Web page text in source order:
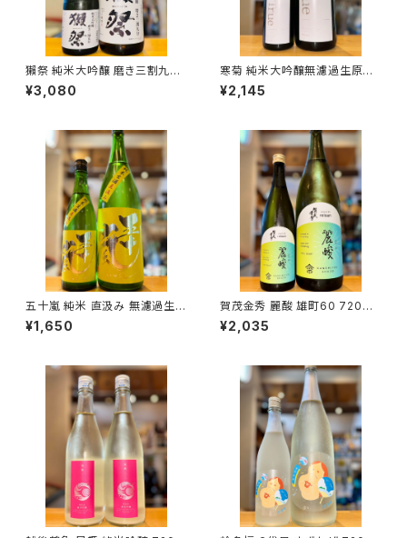
獺祭 純米大吟醸 磨き三割九分
720ml１本（旭酒造・山口県岩
国市周東町）
¥3,080
寒菊 純米大吟醸無濾過生原酒
雄町50 True White 720ml
１本（寒菊銘醸・千葉県山武市松
¥2,145
五十嵐 純米 直汲み 無濾過生原
酒 720ml１本（五十嵐酒造・埼
玉県飯能市大字川寺）
¥1,650
賀茂金秀 麗酸 雄町60 720ml
１本（金光酒造・広島県東広島市
黒瀬町）
¥2,035